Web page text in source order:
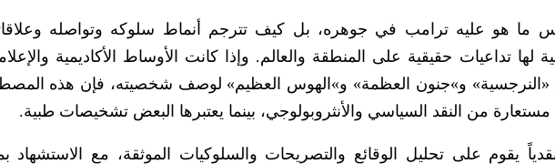
ليس ما هو عليه ترامب في جوهره، بل كيف تترجم أنماط سلوكه وتواصله
لها تداعيات حقيقية على المنطقة والعالم. وإذا كانت الأوساط الأكاديمية
و»جنون العظمة» و»الهوس العظيم» لوصف شخصيته، فإن هذه
من النقد السياسي والأنثروبولوجي، بينما يعتبرها البعض تشخيصات طبية.
يقوم على تحليل الوقائع والتصريحات والسلوكيات الموثقة، مع الاستشهاد